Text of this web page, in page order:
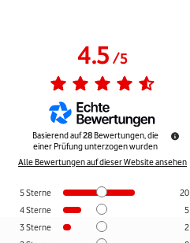
4.5/5
Basierend auf28 Bewertungen, die
einer Prüfung unterzogen wurden
Alle Bewertungen auf dieser Website ansehen
5Sterne
20
4Sterne
5
3Sterne
2